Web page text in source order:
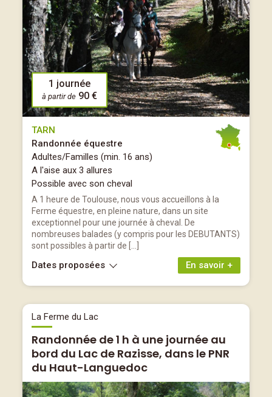
1 journée
à partir de 90 €
TARN
Randonnée équestre
Adultes/Familles (min. 16 ans)
A l'aise aux 3 allures
Possible avec son cheval
A 1 heure de Toulouse, nous vous accueillons à la
Ferme équestre, en pleine nature, dans un site
exceptionnel pour une journée à cheval. De
nombreuses balades (y compris pour les DEBUTANTS)
sont possibles à partir de […]
En savoir +
Dates proposées
La Ferme du Lac
Randonnée de 1 h à une journée au
bord du Lac de Razisse, dans le PNR
du Haut-Languedoc